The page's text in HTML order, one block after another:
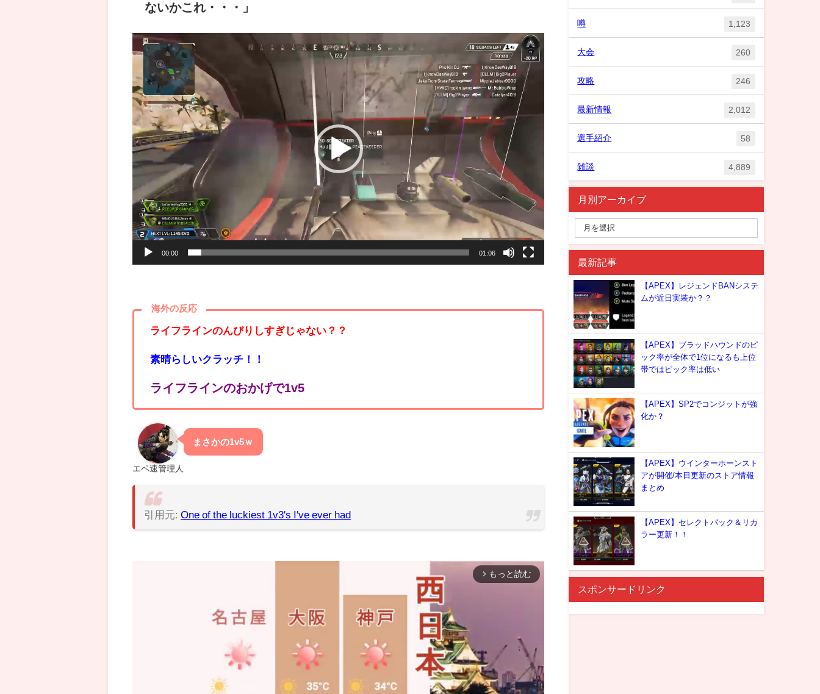
ないかこれ・・・」
動
画
プ
レ
ー
ヤ
ー
00:00 01:06
海外の反応
ライフラインのんびりしすぎじゃない？？
素晴らしいクラッチ！！
ライフラインのおかげで1v5
エペ速管理人
まさかの1v5ｗ
引用元: One of the luckiest 1v3's I've ever had
arrow_forward_ios もっと読む
噂 1,123
大会 260
攻略 246
最新情報 2,012
選手紹介 58
雑談 4,889
月別アーカイブ
最新記事
【APEX】レジェンドBANシステ
ムが近日実装か？？
【APEX】ブラッドハウンドのピ
ック率が全体で1位になるも上位
帯ではピック率は低い
【APEX】SP2でコンジットが強
化か？
【APEX】ウインターホーンスト
アが開催/本日更新のストア情報
まとめ
【APEX】セレクトパック＆リカ
ラー更新！！
スポンサードリンク